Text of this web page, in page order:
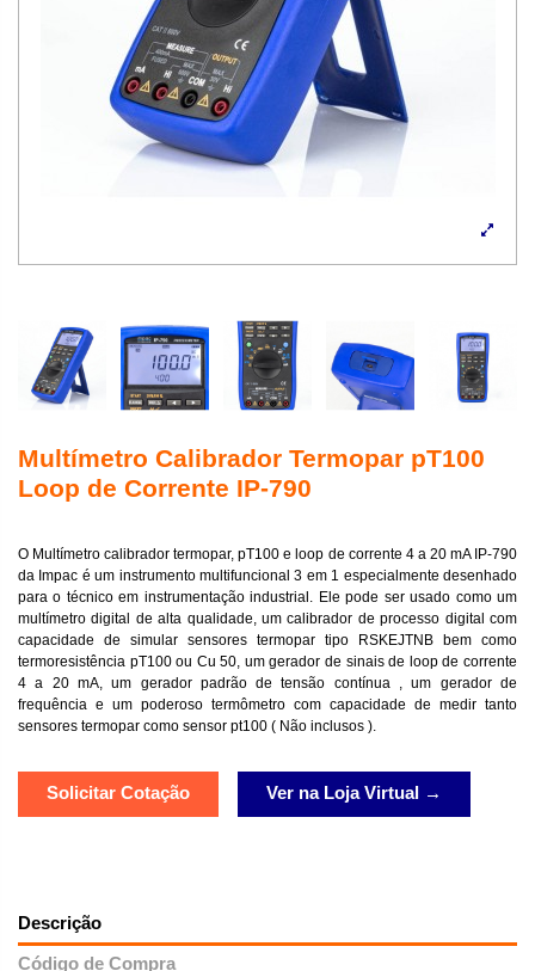
Multímetro Calibrador Termopar pT100
Loop de Corrente IP-790
O Multímetro calibrador termopar, pT100 e loop de corrente 4 a 20 mA IP-790
da Impac é um instrumento multifuncional 3 em 1 especialmente desenhado
para o técnico em instrumentação industrial. Ele pode ser usado como um
multímetro digital de alta qualidade, um calibrador de processo digital com
capacidade de simular sensores termopar tipo RSKEJTNB bem como
termoresistência pT100 ou Cu 50, um gerador de sinais de loop de corrente
4 a 20 mA, um gerador padrão de tensão contínua , um gerador de
frequência e um poderoso termômetro com capacidade de medir tanto
sensores termopar como sensor pt100 ( Não inclusos ).
Solicitar Cotação Ver na Loja Virtual →
Descrição
Código de Compra